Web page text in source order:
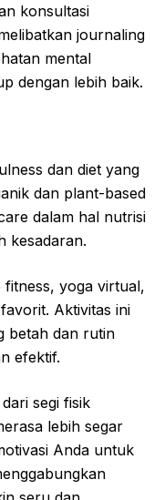
konsultasi
journaling
mental
dengan lebih baik.
dan diet yang
dan plant-based
dalam hal nutrisi
kesadaran.
fitness, yoga virtual,
Aktivitas ini
betah dan rutin
efektif.
segi fisik
lebih segar
Anda untuk